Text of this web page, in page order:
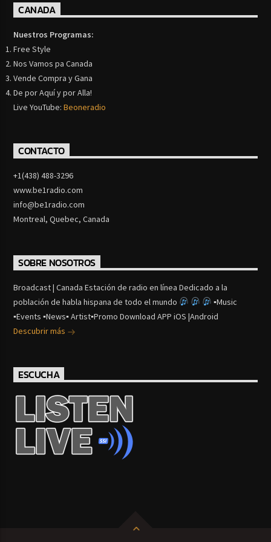
CANADA
Nuestros Programas:
Free Style
Nos Vamos pa Canada
Vende Compra y Gana
De por Aquí y por Alla!
Live YouTube:Beoneradio
CONTACTO
+1(438) 488-3296
www.be1radio.com
info@be1radio.com
Montreal, Quebec, Canada
SOBRE NOSOTROS
Broadcast | Canada Estación de radio en línea Dedicado a la
población de habla hispana de todo el mundo
▪Music
▪Events ▪News▪ Artist▪Promo Download APP iOS |Android
Descubrir más
ESCUCHA